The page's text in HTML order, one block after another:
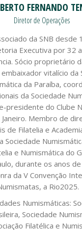
FERNANDO
Diretor de Operações
da SNB desde
Executiva por 32
Sócio proprietário
vitalício da
da Paraíba,
da Sociedade
presidente do Clube
Membro de
de Filatelia e
Sociedade
e Numismática do
durante os anos
da V Convenção
a Rio2025.
Numismáticas:
Sociedade
Filatélica e